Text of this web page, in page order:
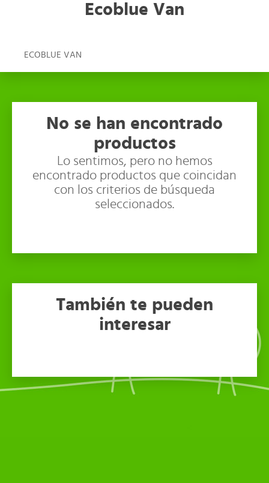
Ecoblue Van
ECOBLUE VAN
No se han encontrado
productos
Lo sentimos, pero no hemos
encontrado productos que coincidan
con los criterios de búsqueda
seleccionados.
También te pueden
interesar